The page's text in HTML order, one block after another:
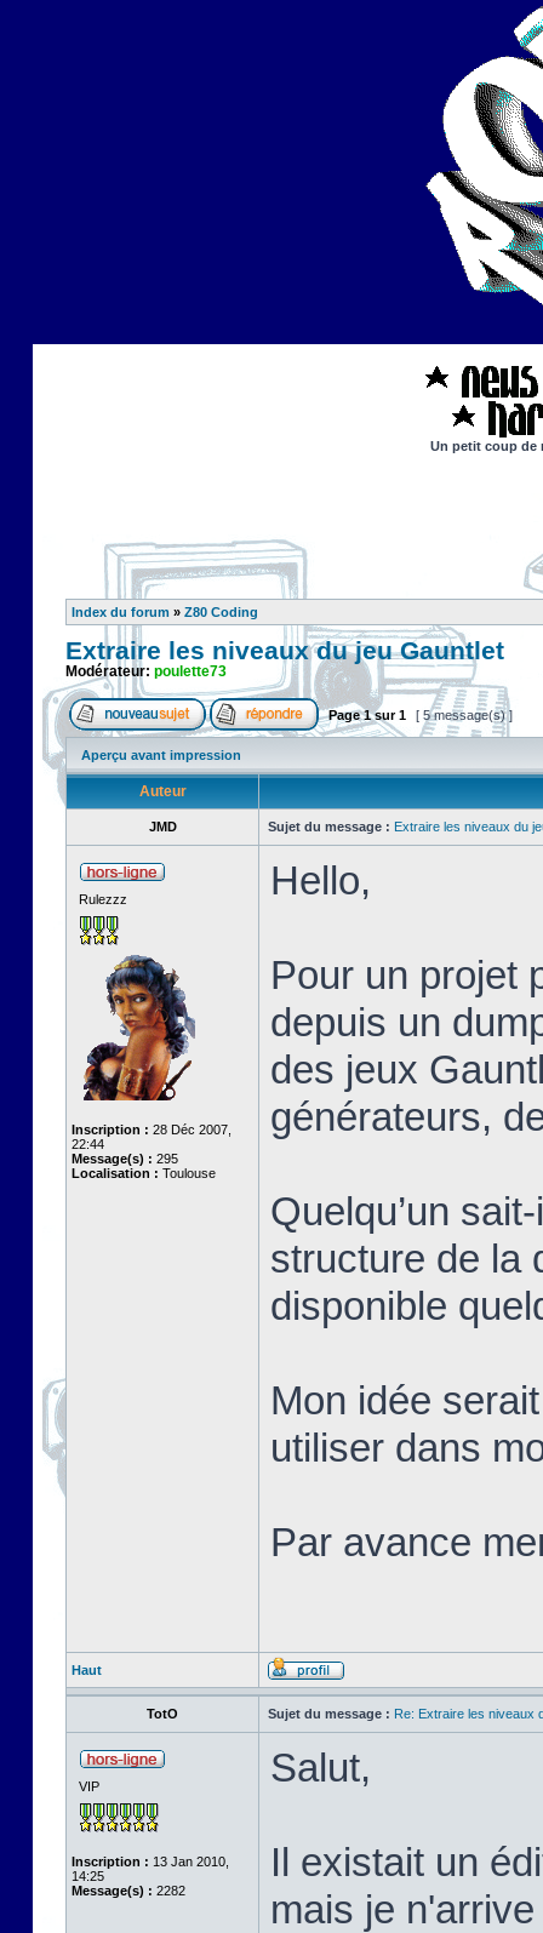
Un petit coup de
Index du forum » Z80 Coding
Extraire les niveaux du jeu Gauntlet
Modérateur: poulette73
Page1sur1 [ 5 message(s) ]
Aperçu avant impression
Auteur
JMD Sujet du message : Extraire les niveaux du
Rulezzz
Inscription : 28 Déc 2007,
22:44
Message(s) : 295
Localisation : Toulouse
Hello,
Pour un projet
depuis un
des jeux
générateurs,
Quelqu’un
structure de la
disponible
Mon idée
utiliser dans
Par avance
Haut
TotO Sujet du message : Re: Extraire les niveaux
VIP
Inscription : 13 Jan 2010,
14:25
Message(s) : 2282
Salut,
Il existait un
mais je